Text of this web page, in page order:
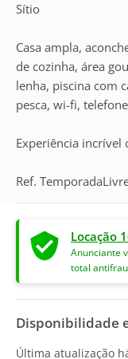
Sítio
Casa ampla,
de cozinha, área
lenha, piscina com
pesca, wi-fi,
Experiência incrível
Ref.
Locação
Anunciante
total
Disponibilidade
Última atualização